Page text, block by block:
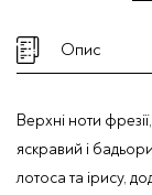
Max
"WATER
кількість
Опис
Верхні ноти
яскравий і
лотоса та ірису,